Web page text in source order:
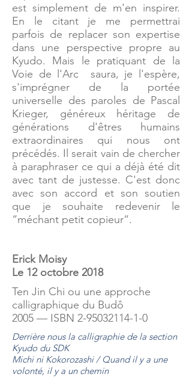
est simplement de m'en inspirer.
En le citant je me permettrai
parfois de replacer son expertise
dans une perspective propre au
Kyudo. Mais le pratiquant de la
Voie de l'Arc saura, je l'espère,
s'imprégner de la portée
universelle des paroles de Pascal
Krieger, généreux héritage de
générations d'êtres humains
extraordinaires qui nous ont
précédés. Il serait vain de chercher
à paraphraser ce qui a déjà été dit
avec tant de justesse. C'est donc
avec son accord et son soutien
que je souhaite redevenir le
“méchant petit copieur“.
Erick Moisy
Le 12 octobre 2018
Ten Jin Chi ou une approche
calligraphique du Budô
2005 — ISBN 2-95032114-1-0
Derrière nous la calligraphie de la section
Kyudo du SDK
Michi ni Kokorozashi / Quand il y a une
volonté, il y a un chemin